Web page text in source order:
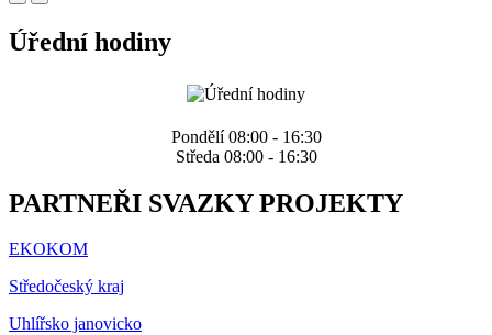
Úřední hodiny
Pondělí 08:00 - 16:30
Středa 08:00 - 16:30
PARTNEŘI SVAZKY PROJEKTY
EKOKOM
Středočeský kraj
Uhlířsko janovicko